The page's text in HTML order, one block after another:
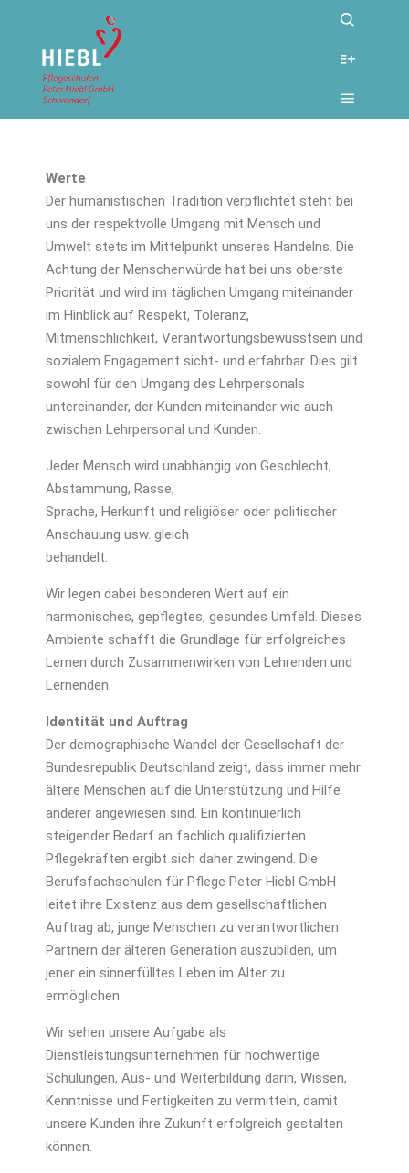
Pflegeschulen Peter Hiebl
Werte
Der humanistischen Tradition verpflichtet steht bei
uns der respektvolle Umgang mit Mensch und
Umwelt stets im Mittelpunkt unseres Handelns. Die
Achtung der Menschenwürde hat bei uns oberste
Priorität und wird im täglichen Umgang miteinander
im Hinblick auf Respekt, Toleranz,
Mitmenschlichkeit, Verantwortungsbewusstsein und
sozialem Engagement sicht- und erfahrbar. Dies gilt
sowohl für den Umgang des Lehrpersonals
untereinander, der Kunden miteinander wie auch
zwischen Lehrpersonal und Kunden.
Jeder Mensch wird unabhängig von Geschlecht,
Abstammung, Rasse,
Sprache, Herkunft und religiöser oder politischer
Anschauung usw. gleich
behandelt.
Wir legen dabei besonderen Wert auf ein
harmonisches, gepflegtes, gesundes Umfeld. Dieses
Ambiente schafft die Grundlage für erfolg­reiches
Lernen durch Zusammenwirken von Lehrenden und
Lernenden.
Identität und Auftrag
Der demographische Wandel der Gesellschaft der
Bundesrepublik Deutschland zeigt, dass immer mehr
ältere Menschen auf die Unterstützung und Hilfe
anderer angewiesen sind. Ein kontinuierlich
steigender Bedarf an fachlich qualifizierten
Pflegekräften ergibt sich daher zwingend. Die
Berufsfachschulen für Pflege Peter Hiebl GmbH
leitet ihre Existenz aus dem gesellschaftlichen
Auftrag ab, junge Menschen zu verantwortlichen
Partnern der älteren Generation auszubilden, um
jener ein sinnerfülltes Leben im Alter zu
ermöglichen.
Wir sehen unsere Aufgabe als
Dienstleistungsunternehmen für hochwertige
Schulungen, Aus- und Weiterbildung darin, Wissen,
Kenntnisse und Fertigkeiten zu vermitteln, damit
unsere Kunden ihre Zukunft erfolgreich gestalten
können.